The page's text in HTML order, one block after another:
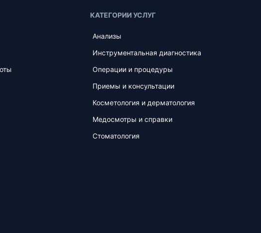
КАТЕГОРИИ УСЛУГ
Анализы
Инструментальная диагностика
Операции и процедуры
Приемы и консультации
Косметология и дерматология
Медосмотры и справки
Стоматология